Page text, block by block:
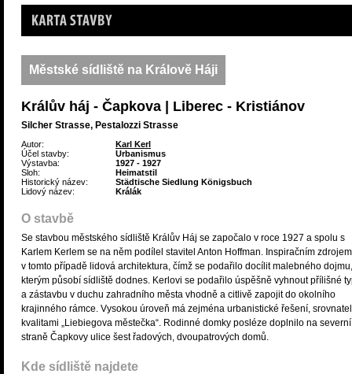
Karta stavby
Městské sídliště na Králově Háji
Králův háj - Čapkova | Liberec - Kristiánov
Silcher Strasse, Pestalozzi Strasse
Autor:
Karl Kerl
Účel stavby:
Urbanismus
Výstavba:
1927 - 1927
Sloh:
Heimatstil
Historický název:
Städtische Siedlung Königsbuch
Lidový název:
Králák
O stavbě
Se stavbou městského sídliště Králův Háj se započalo v roce 1927 a spolu s
Karlem Kerlem se na něm podílel stavitel Anton Hoffman. Inspiračním
v tomto případě lidová architektura, čímž se podařilo docílit malebného dojmu,
kterým působí sídliště dodnes. Kerlovi se podařilo úspěšně vyhnout přílišné
a zástavbu v duchu zahradního města vhodně a citlivě zapojit do okolního
krajinného rámce. Vysokou úroveň má zejména urbanistické řešení,
kvalitami „Liebiegova městečka“. Rodinné domky posléze doplnilo na severní
straně Čapkovy ulice šest řadových, dvoupatrových domů.
Kde sídliště najdete